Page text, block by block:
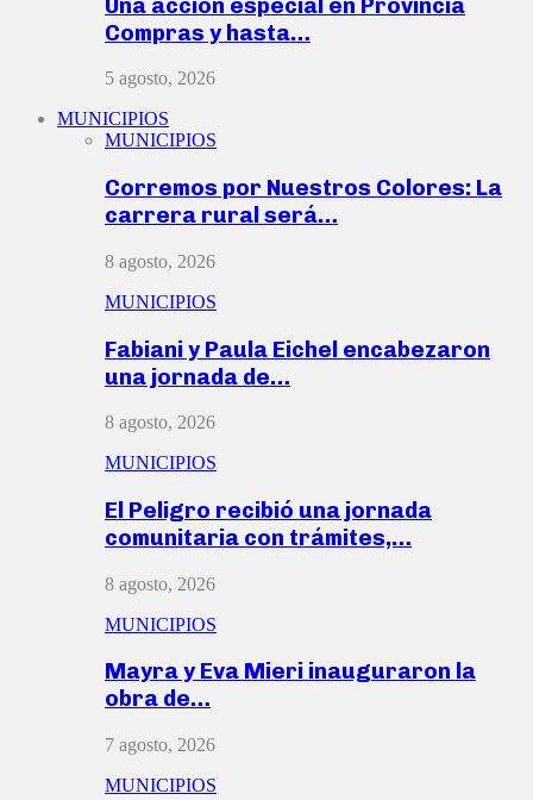
Compras y hasta…
5 agosto, 2026
MUNICIPIOS
MUNICIPIOS
Corremos por Nuestros Colores: La
carrera rural será…
8 agosto, 2026
MUNICIPIOS
Fabiani y Paula Eichel encabezaron
una jornada de…
8 agosto, 2026
MUNICIPIOS
El Peligro recibió una jornada
comunitaria con trámites,…
8 agosto, 2026
MUNICIPIOS
Mayra y Eva Mieri inauguraron la
obra de…
7 agosto, 2026
MUNICIPIOS